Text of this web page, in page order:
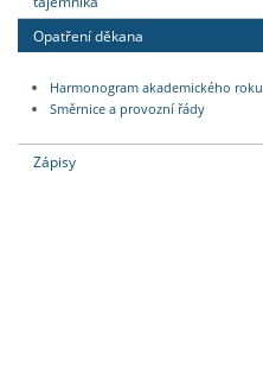
Opatření děkana
Harmonogram akademického roku
Směrnice a provozní řády
Zápisy